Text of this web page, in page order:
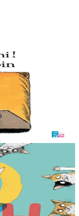
sa maison pour
grenouille, l’oiseau, le
dans la peinture.
et les couleurs en